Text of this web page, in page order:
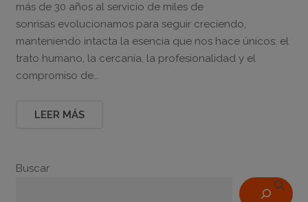
más de 30 años al servicio de miles de
sonrisas evolucionamos para seguir creciendo,
manteniendo intacta la esencia que nos hace únicos: el
trato humano, la cercanía, la profesionalidad y el
compromiso de…
LEER MÁS
Buscar